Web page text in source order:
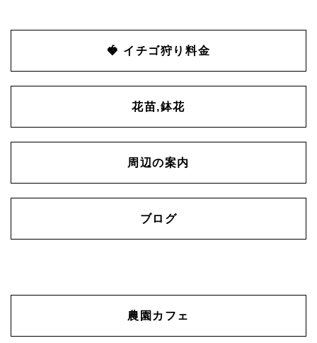
🍓 イチゴ狩り料金
花苗,鉢花
周辺の案内
ブログ
農園カフェ